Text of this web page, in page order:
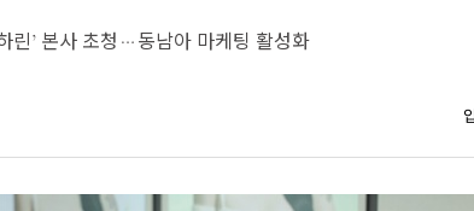
린’ 본사 초청…동남아 마케팅 활성화